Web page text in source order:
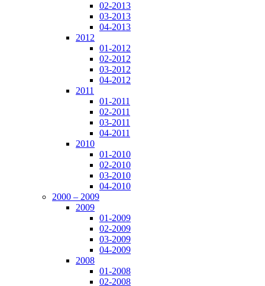
02-2013
03-2013
04-2013
2012
01-2012
02-2012
03-2012
04-2012
2011
01-2011
02-2011
03-2011
04-2011
2010
01-2010
02-2010
03-2010
04-2010
2000 – 2009
2009
01-2009
02-2009
03-2009
04-2009
2008
01-2008
02-2008